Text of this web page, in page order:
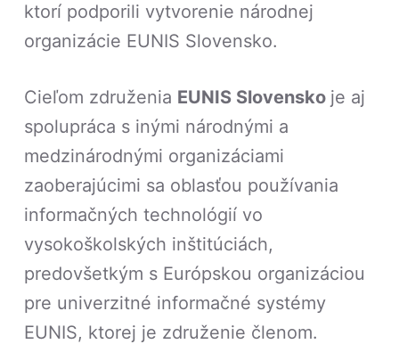
ktorí podporili vytvorenie národnej
organizácie EUNIS Slovensko.
Cieľom združenia EUNIS Slovensko je aj
spolupráca s inými národnými a
medzinárodnými organizáciami
zaoberajúcimi sa oblasťou používania
informačných technológií vo
vysokoškolských inštitúciách,
predovšetkým s Európskou organizáciou
pre univerzitné informačné systémy
EUNIS, ktorej je združenie členom.